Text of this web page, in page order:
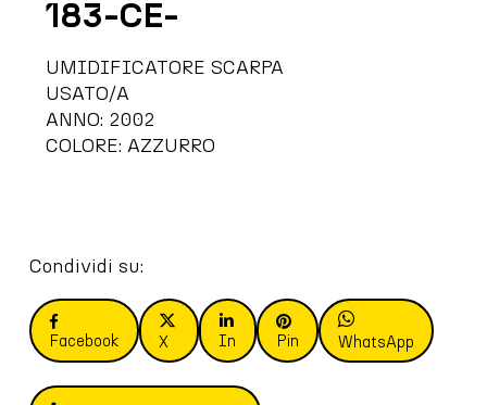
183-CE-
UMIDIFICATORE SCARPA
USATO/A
ANNO: 2002
COLORE: AZZURRO
Condividi su:
Facebook X In Pin WhatsApp